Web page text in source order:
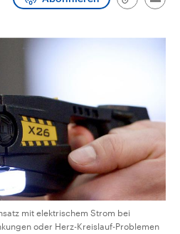
aktuelle Weltgeschehen.
Podcasts
Link
mit elektrischem Strom bei
oder Herz-Kreislauf-Problemen